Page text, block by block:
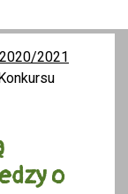
2021
o